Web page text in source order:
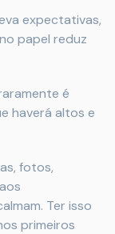
expectativas,
papel reduz
é
haverá altos e
fotos,
Ter isso
primeiros